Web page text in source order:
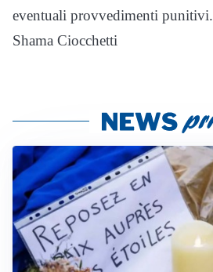
eventuali provvedimenti punitivi.
Shama Ciocchetti